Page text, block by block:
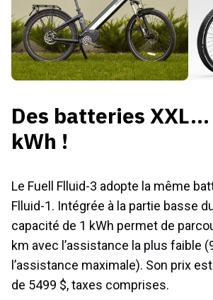
Des batteries XXL…
kWh !
Le Fuell Flluid-3 adopte la même
Flluid-1. Intégrée à la partie basse
capacité de 1 kWh permet de
km avec l’assistance la plus faible
l’assistance maximale). Son prix
de 5499 $, taxes comprises.